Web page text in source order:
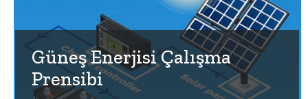
Güneş Enerjisi Çalışma
Prensibi